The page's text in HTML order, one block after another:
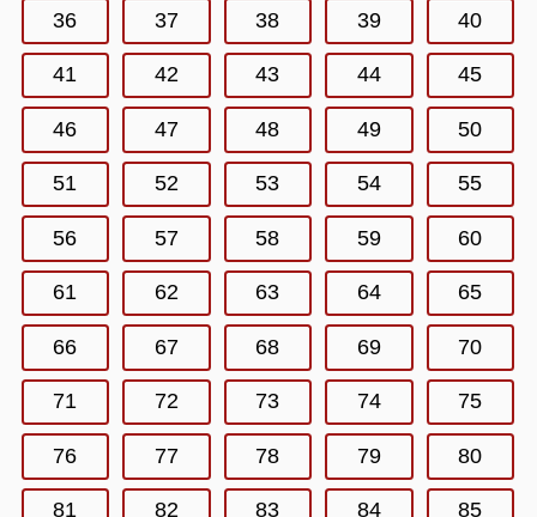
36 37 38 39 40
41 42 43 44 45
46 47 48 49 50
51 52 53 54 55
56 57 58 59 60
61 62 63 64 65
66 67 68 69 70
71 72 73 74 75
76 77 78 79 80
81 82 83 84 85